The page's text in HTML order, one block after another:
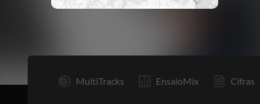
MultiTracks EnsaioMix Cifras